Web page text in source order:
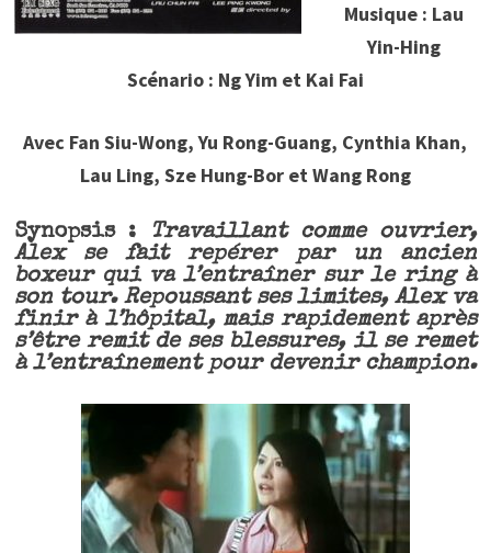
Musique : Lau
Yin-Hing
Scénario : Ng Yim et Kai Fai
Avec Fan Siu-Wong, Yu Rong-Guang, Cynthia Khan,
Lau Ling, Sze Hung-Bor et Wang Rong
Synopsis :
Travaillant comme ouvrier,
Alex se fait repérer par un ancien
boxeur qui va l’entraîner sur le ring à
son tour. Repoussant ses limites, Alex va
finir à l’hôpital, mais rapidement après
s’être remit de ses blessures, il se remet
à l’entraînement pour devenir champion.